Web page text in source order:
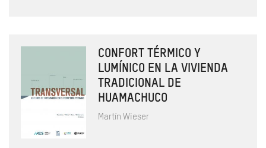
CONFORT TÉRMICO Y
LUMÍNICO EN LA VIVIENDA
TRADICIONAL DE
HUAMACHUCO
Martín Wieser